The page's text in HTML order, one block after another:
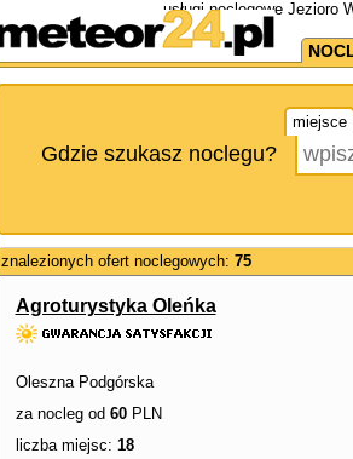
usługi noclegowe Jezioro
miejsce
Gdzie szukasz noclegu?
znalezionych ofert noclegowych: 75
Agroturystyka Oleńka
Oleszna Podgórska
za nocleg od 60PLN
liczba miejsc: 18